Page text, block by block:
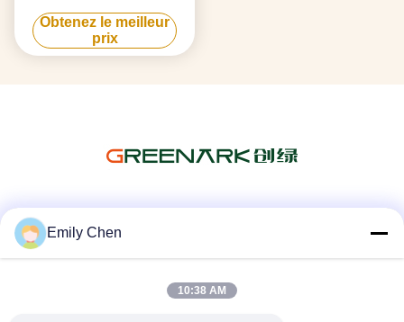
par triple flux d'air et
technologie anti-obstruction
Obtenez le meilleur
prix
Emily Chen
10:38 AM